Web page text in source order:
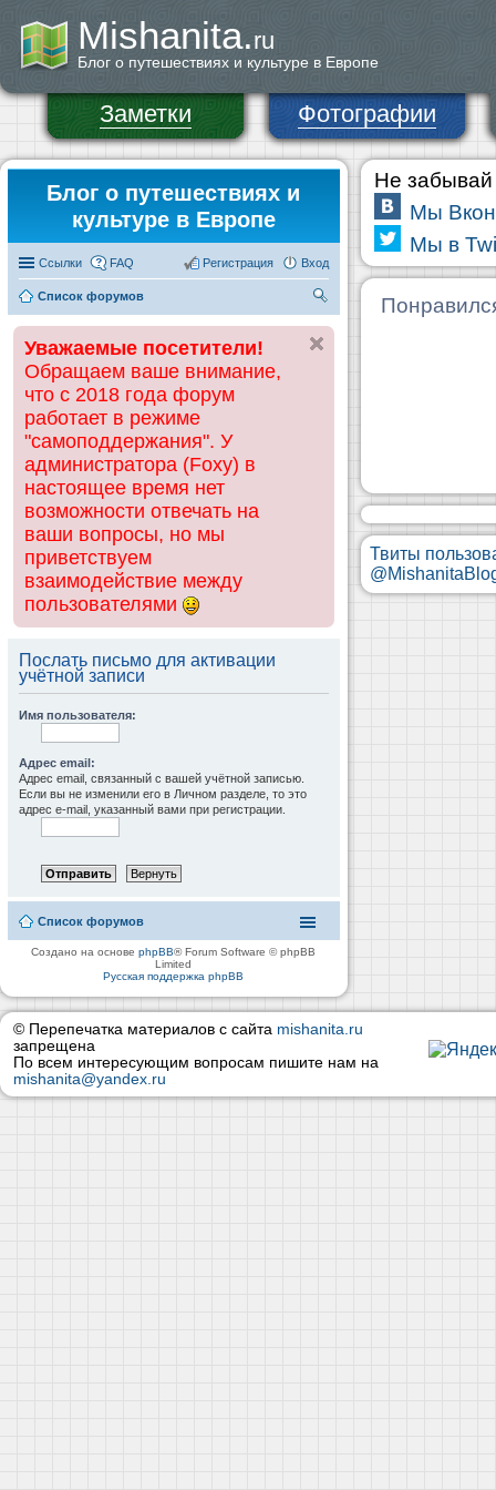
Mishanita.ru
Блог о путешествиях и культуре в Европе
Заметки Фотографии
Блог о путешествиях и
культуре в Европе
Ссылки FAQ Вход
Регистрация
Список форумов
ск
Уважаемые посетители!
Обращаем ваше внимание,
что с 2018 года форум
работает в режиме
"самоподдержания". У
администратора (Foxy) в
настоящее время нет
возможности отвечать на
ваши вопросы, но мы
приветствуем
взаимодействие между
пользователями
Послать письмо для активации
учётной записи
Имя пользователя:
Адрес email:
Адрес email, связанный с вашей учётной записью.
Если вы не изменили его в Личном разделе, то это
адрес e-mail, указанный вами при регистрации.
Список форумов
Создано на основеphpBB® Forum Software © phpBB
Limited
Русская поддержка phpBB
Не забывай
Мы
Мы в
Твиты
© Перепечатка материалов с сайта mishanita.ru
запрещена
По всем интересующим вопросам пишите нам на
mishanita@yandex.ru